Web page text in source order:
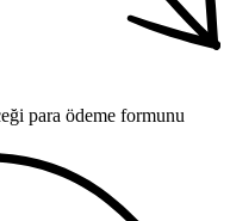
para ödeme formunu